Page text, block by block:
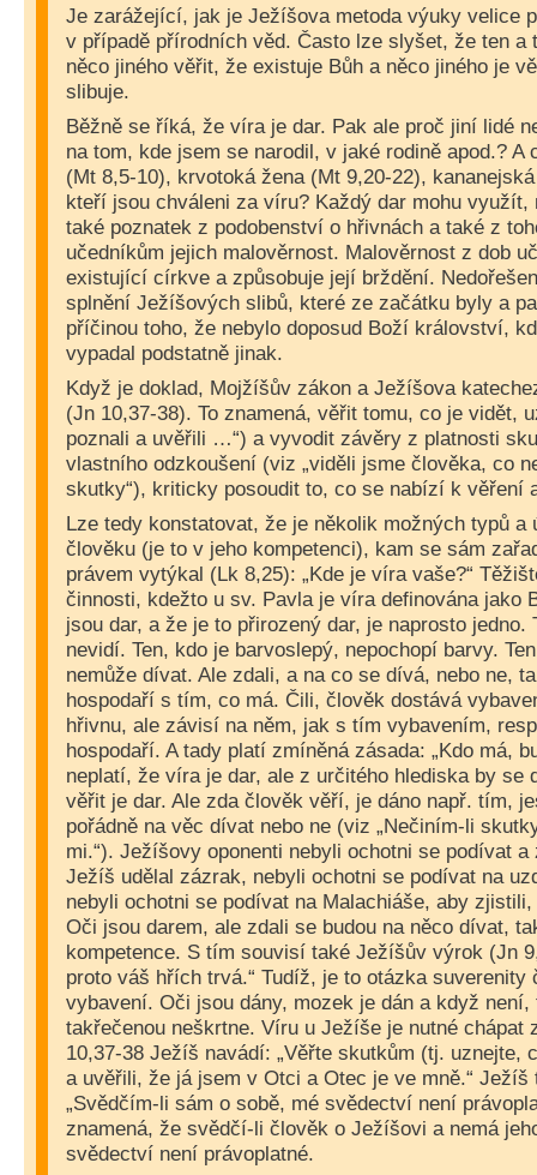
Je zarážející, jak je Ježíšova metoda výuky velice
v případě přírodních věd. Často lze slyšet, že ten a
něco jiného věřit, že existuje Bůh a něco jiného je
slibuje.
Běžně se říká, že víra je dar. Pak ale proč jiní lidé
na tom, kde jsem se narodil, v jaké rodině apod.? A
(Mt 8,5-10), krvotoká žena (Mt 9,20-22),
kteří jsou chváleni za víru? Každý dar mohu využít,
také poznatek z podobenství o hřivnách a také z
učedníkům jejich malověrnost. Malověrnost z dob
existující církve a způsobuje její brždění.
splnění Ježíšových slibů, které ze začátku byly a
příčinou toho, že nebylo doposud Boží království,
vypadal podstatně jinak.
Když je doklad, Mojžíšův zákon a Ježíšova
(Jn 10,37-38). To znamená, věřit tomu, co je vidět,
poznali a uvěřili …“) a vyvodit závěry z platnosti
vlastního odzkoušení (viz „viděli jsme člověka, co
skutky“), kriticky posoudit to, co se nabízí k věření
Lze tedy konstatovat, že je několik možných typů
člověku (je to v jeho kompetenci), kam se sám
právem vytýkal (Lk 8,25): „Kde je víra vaše?“
činnosti, kdežto u sv. Pavla je víra definována jako
jsou dar, a že je to přirozený dar, je naprosto jedno.
nevidí. Ten, kdo je barvoslepý, nepochopí barvy.
nemůže dívat. Ale zdali, a na co se dívá, nebo ne,
hospodaří s tím, co má. Čili, člověk dostává
hřivnu, ale závisí na něm, jak s tím vybavením,
hospodaří. A tady platí zmíněná zásada: „Kdo má,
neplatí, že víra je dar, ale z určitého hlediska by se
věřit je dar. Ale zda člověk věří, je dáno např. tím,
pořádně na věc dívat nebo ne (viz „Nečiním-li
mi.“). Ježíšovy oponenti nebyli ochotni se podívat
Ježíš udělal zázrak, nebyli ochotni se podívat na
nebyli ochotni se podívat na Malachiáše, aby
Oči jsou darem, ale zdali se budou na něco dívat,
kompetence. S tím souvisí také Ježíšův výrok (Jn
proto váš hřích trvá.“ Tudíž, je to otázka suverenity
vybavení. Oči jsou dány, mozek je dán a když
takřečenou neškrtne. Víru u Ježíše je nutné chápat
10,37-38 Ježíš navádí: „Věřte skutkům (tj. uznejte,
a uvěřili, že já jsem v Otci a Otec je ve mně.“
„Svědčím-li sám o sobě, mé svědectví není
znamená, že svědčí-li člověk o Ježíšovi a nemá
svědectví není právoplatné.